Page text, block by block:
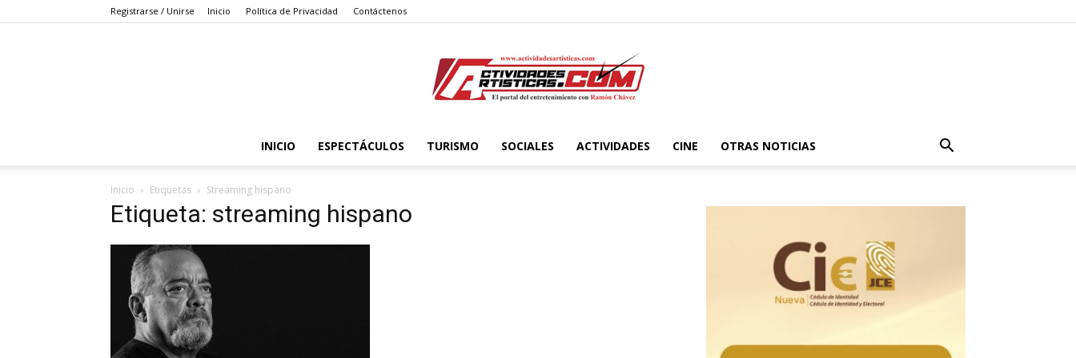
Registrarse / Unirse Inicio Política de Privacidad Contáctenos
Actividadesartisticas.com
INICIO ESPECTÁCULOS TURISMO SOCIALES ACTIVIDADES CINE OTRAS NOTICIAS
Inicio Etiquetas Streaming hispano
Etiqueta: streaming hispano